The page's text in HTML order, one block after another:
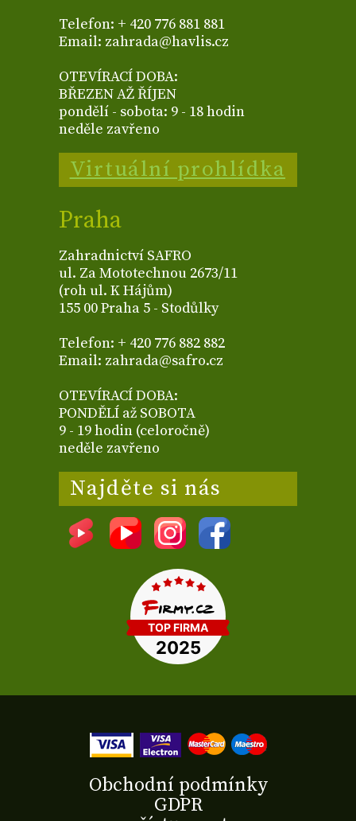
Telefon: + 420 776 881 881
Email: zahrada@havlis.cz
OTEVÍRACÍ DOBA:
BŘEZEN AŽ ŘÍJEN
pondělí - sobota: 9 - 18 hodin
neděle zavřeno
Virtuální prohlídka
Praha
Zahradnictví SAFRO
ul. Za Mototechnou 2673/11
(roh ul. K Hájům)
155 00 Praha 5 - Stodůlky
Telefon: + 420 776 882 882
Email: zahrada@safro.cz
OTEVÍRACÍ DOBA:
PONDĚLÍ až SOBOTA
9 - 19 hodin (celoročně)
neděle zavřeno
Najděte si nás
Obchodní podmínky
GDPR